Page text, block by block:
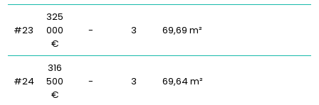
#23
325
000
€
- 3 69,69 m²
#24
316
500
€
- 3 69,64 m²